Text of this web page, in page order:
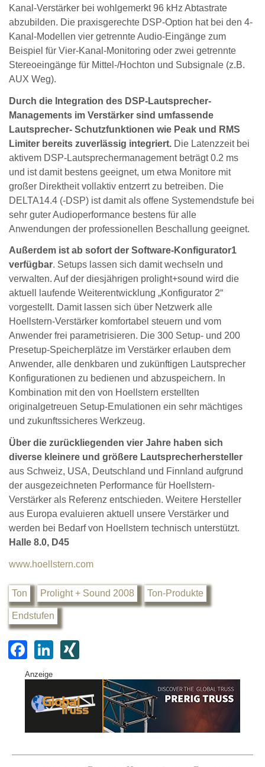
Kanal-Verstärker bei wohlgemerkt 96 kHz Abtastrate
abzubilden. Die praxisgerechte DSP-Option hat bei den 4-
Kanal-Modellen vier getrennte Audio-Eingänge zum
Beispiel für Vier-Kanal-Monitoring oder zwei getrennte
Stereoeingänge für Mittel-/Hochton und Subsignale (z.B.
AUX Weg).
Durch die Integration des DSP-Lautsprecher-
Managements im Verstärker sind umfassende
Lautsprecher- Schutzfunktionen wie Peak und RMS
Limiter bereits zuverlässig integriert. Die Latenzzeit bei
aktivem DSP-Lautsprechermanagement beträgt 0.2 ms
und ist damit bestens geeignet, um etwa Monitore mit
großer Direktheit voll­aktiv entzerrt zu betreiben. Die
DELTA14.4 (-DSP) ist damit als offene Systemendstufe bei
sehr guter Audioperformance bestens für alle
Anwendungen der professionellen Beschallung geeignet.
Außerdem ist ab sofort der Software-Konfigurator1
verfügbar. Setups lassen sich damit wechseln und
verwalten. Auf der diesjährigen prolight+sound wird die
aktuell laufende Weiterentwicklung „Konfigurator 2“
vorgestellt. Damit lassen sich über Netzwerk alle
Hoellstern-Verstärker komfortabel steuern und vom
Anwender frei parametrisieren. Die 300 Setup- und 200
Presetup-Speicherplätze im Verstärker erlauben dem
Anwender, alle denkbaren und zukünftigen Lautsprecher
Konfigurationen zu bedienen und abzuspeichern. In
Kombination mit den von Hoellstern erstellten
originalgetreuen Setup-Emulationen ein sehr mächtiges
und zukunftssicheres Werkzeug.
Über die zurückliegenden vier Jahre haben sich
diverse kleinere und größere Lautsprecherhersteller
aus Schweiz, USA, Deutschland und Finnland aufgrund
der ausgezeichneten Performance für Hoellstern-
Verstärker als Referenz entschieden. Weitere Hersteller
aus Europa evaluieren aktuell unsere Verstärker und
werden bei Bedarf von Hoellstern technisch unterstützt.
Halle 8.0, D45
www.hoellstern.com
Ton Prolight + Sound 2008 Ton-Produkte
Endstufen
F
a
c
e
o
Li
k
e
G
Anzeige